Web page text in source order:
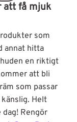
att få mjuk
som
annat hitta
en riktigt
att bli
som passar
Helt
Rengör